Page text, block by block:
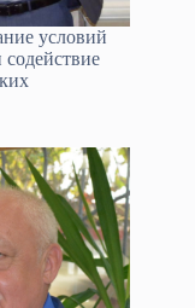
условий